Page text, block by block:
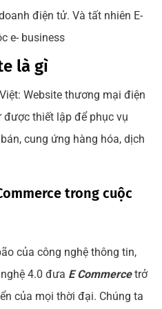
điện tử. Và tất nhiên E-
e- business
là gì
Website thương mại điện
thiết lập để phục vụ
cung ứng hàng hóa, dịch
trong cuộc
của công nghệ thông tin,
4.0 đưa E Commercetrở
của mọi thời đại. Chúng ta